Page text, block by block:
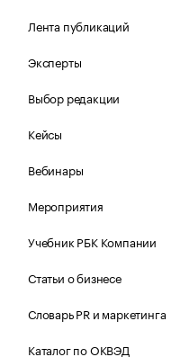
Лента публикаций
Эксперты
Выбор редакции
Кейсы
Вебинары
Мероприятия
Учебник РБК Компании
Статьи о бизнесе
Словарь PR и маркетинга
Каталог по ОКВЭД